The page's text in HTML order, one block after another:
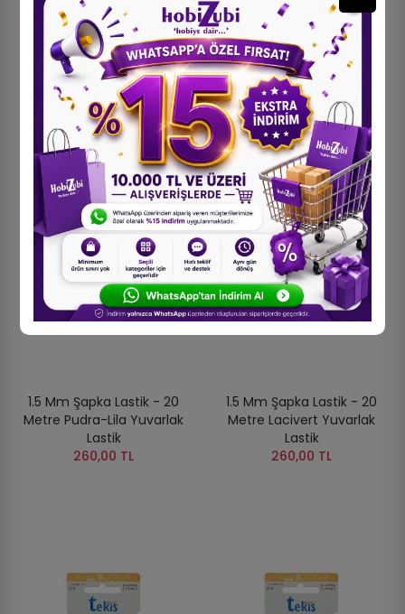
1.5 Mm Şapka Lastik - 20
Metre Mor Yuvarlak Lastik
260,00 TL
1.5 Mm Şapka Lastik - 20
Metre Turkuaz Yuvarlak
Lastik
260,00 TL
1.5 Mm Şapka Lastik - 20
Metre Pudra-Lila Yuvarlak
Lastik
260,00 TL
1.5 Mm Şapka Lastik - 20
Metre Lacivert Yuvarlak
Lastik
260,00 TL